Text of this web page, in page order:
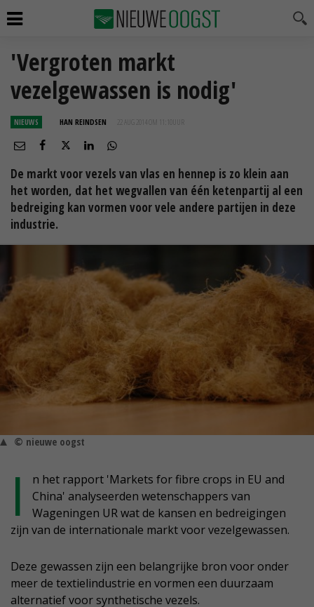
'Vergroten markt
vezelgewassen is nodig'
NIEUWS HAN REINDSEN 22 AUG 2014 OM 11:10
De markt voor vezels van vlas en hennep is zo klein aan
het worden, dat het wegvallen van één ketenpartij al een
bedreiging kan vormen voor vele andere partijen in deze
industrie.
© nieuwe oogst
I
n het rapport 'Markets for fibre crops in EU and
China' analyseerden wetenschappers van
Wageningen UR wat de kansen en bedreigingen
zijn van de internationale markt voor vezelgewassen.
Deze gewassen zijn een belangrijke bron voor onder
meer de textielindustrie en vormen een duurzaam
alternatief voor synthetische vezels.